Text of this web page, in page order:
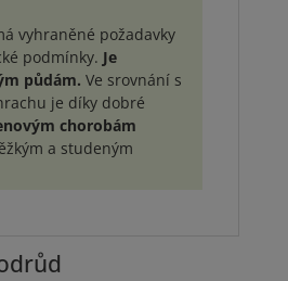
vyhraněné požadavky
podmínky. Je
půdám. Ve srovnání s
je díky dobré
chorobám
a studeným